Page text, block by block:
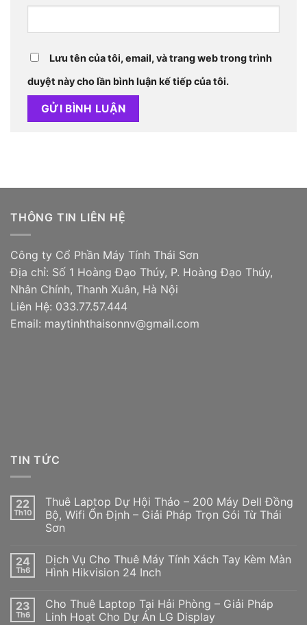
Lưu tên của tôi, email, và trang web trong trình
duyệt này cho lần bình luận kế tiếp của tôi.
THÔNG TIN LIÊN HỆ
Công ty Cổ Phần Máy Tính Thái Sơn
Địa chỉ: Số 1 Hoàng Đạo Thúy, P. Hoàng Đạo Thúy,
Nhân Chính, Thanh Xuân, Hà Nội
Liên Hệ: 033.77.57.444
Email: maytinhthaisonnv@gmail.com
TIN TỨC
22
Th10
Thuê Laptop Dự Hội Thảo – 200 Máy Dell Đồng
Bộ, Wifi Ổn Định – Giải Pháp Trọn Gói Từ Thái
Sơn
24
Th6
Dịch Vụ Cho Thuê Máy Tính Xách Tay Kèm Màn
Hình Hikvision 24 Inch
23
Th6
Cho Thuê Laptop Tại Hải Phòng – Giải Pháp
Linh Hoạt Cho Dự Án LG Display